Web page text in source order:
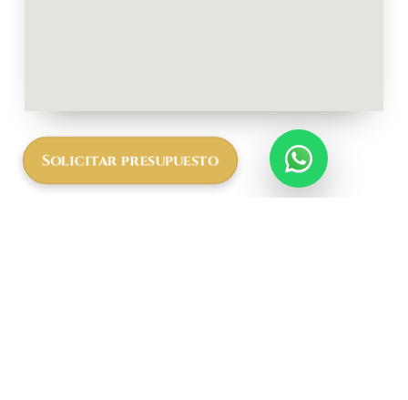
Solicitar presupuesto